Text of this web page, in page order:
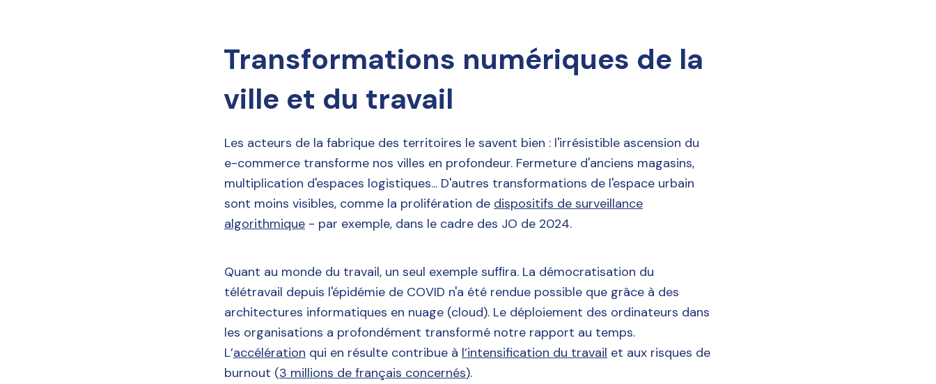
Transformations numériques de la
ville et du travail
Les acteurs de la fabrique des territoires le savent bien : l'irrésistible ascension du
e-commerce transforme nos villes en profondeur. Fermeture d'anciens magasins,
multiplication d'espaces logistiques... D'autres transformations de l'espace urbain
sont moins visibles, comme la prolifération de dispositifs de surveillance
algorithmique - par exemple, dans le cadre des JO de 2024.
Quant au monde du travail, un seul exemple sufﬁra. La démocratisation du
télétravail depuis l'épidémie de COVID n'a été rendue possible que grâce à des
architectures informatiques en nuage (cloud). Le déploiement des ordinateurs dans
les organisations a profondément transformé notre rapport au temps.
L’accélération qui en résulte contribue à l’intensification du travail et aux risques de
burnout (3 millions de français concernés).